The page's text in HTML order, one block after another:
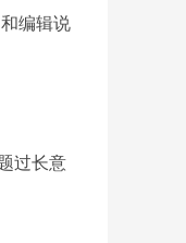
编辑说
过长意